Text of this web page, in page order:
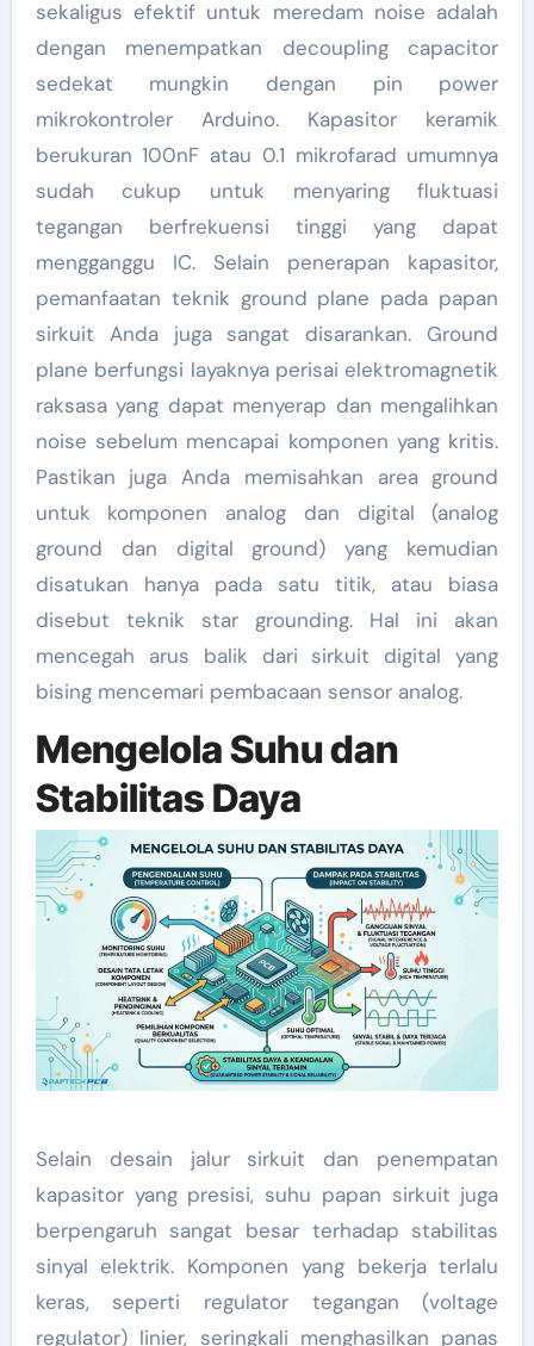
sekaligus efektif untuk meredam noise adalah
dengan menempatkan decoupling capacitor
sedekat mungkin dengan pin power
mikrokontroler Arduino. Kapasitor keramik
berukuran 100nF atau 0.1 mikrofarad umumnya
sudah cukup untuk menyaring fluktuasi
tegangan berfrekuensi tinggi yang dapat
mengganggu IC. Selain penerapan kapasitor,
pemanfaatan teknik ground plane pada papan
sirkuit Anda juga sangat disarankan. Ground
plane berfungsi layaknya perisai elektromagnetik
raksasa yang dapat menyerap dan mengalihkan
noise sebelum mencapai komponen yang kritis.
Pastikan juga Anda memisahkan area ground
untuk komponen analog dan digital (analog
ground dan digital ground) yang kemudian
disatukan hanya pada satu titik, atau biasa
disebut teknik star grounding. Hal ini akan
mencegah arus balik dari sirkuit digital yang
bising mencemari pembacaan sensor analog.
Mengelola Suhu dan
Stabilitas Daya
Selain desain jalur sirkuit dan penempatan
kapasitor yang presisi, suhu papan sirkuit juga
berpengaruh sangat besar terhadap stabilitas
sinyal elektrik. Komponen yang bekerja terlalu
keras, seperti regulator tegangan (voltage
regulator) linier, seringkali menghasilkan panas